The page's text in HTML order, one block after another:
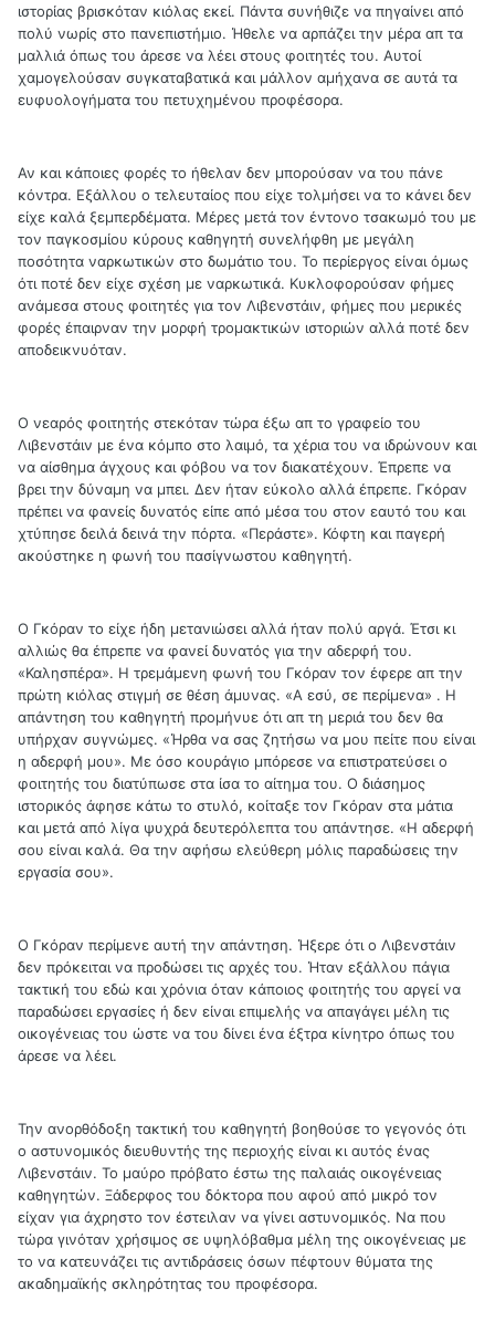
ιστορίας βρισκόταν κιόλας εκεί. Πάντα συνήθιζε να πηγαίνει από
πολύ νωρίς στο πανεπιστήμιο. Ήθελε να αρπάζει την μέρα απ τα
μαλλιά όπως του άρεσε να λέει στους φοιτητές του. Αυτοί
χαμογελούσαν συγκαταβατικά και μάλλον αμήχανα σε αυτά τα
ευφυολογήματα του πετυχημένου προφέσορα.
Αν και κάποιες φορές το ήθελαν δεν μπορούσαν να του πάνε
κόντρα. Εξάλλου ο τελευταίος που είχε τολμήσει να το κάνει δεν
είχε καλά ξεμπερδέματα. Μέρες μετά τον έντονο τσακωμό του με
τον παγκοσμίου κύρους καθηγητή συνελήφθη με μεγάλη
ποσότητα ναρκωτικών στο δωμάτιο του. Το περίεργος είναι όμως
ότι ποτέ δεν είχε σχέση με ναρκωτικά. Κυκλοφορούσαν φήμες
ανάμεσα στους φοιτητές για τον Λιβενστάιν, φήμες που μερικές
φορές έπαιρναν την μορφή τρομακτικών ιστοριών αλλά ποτέ δεν
αποδεικνυόταν.
Ο νεαρός φοιτητής στεκόταν τώρα έξω απ το γραφείο του
Λιβενστάιν με ένα κόμπο στο λαιμό, τα χέρια του να ιδρώνουν και
να αίσθημα άγχους και φόβου να τον διακατέχουν. Έπρεπε να
βρει την δύναμη να μπει. Δεν ήταν εύκολο αλλά έπρεπε. Γκόραν
πρέπει να φανείς δυνατός είπε από μέσα του στον εαυτό του και
χτύπησε δειλά δεινά την πόρτα. «Περάστε». Κόφτη και παγερή
ακούστηκε η φωνή του πασίγνωστου καθηγητή.
Ο Γκόραν το είχε ήδη μετανιώσει αλλά ήταν πολύ αργά. Έτσι κι
αλλιώς θα έπρεπε να φανεί δυνατός για την αδερφή του.
«Καλησπέρα». Η τρεμάμενη φωνή του Γκόραν τον έφερε απ την
πρώτη κιόλας στιγμή σε θέση άμυνας. «Α εσύ, σε περίμενα» . Η
απάντηση του καθηγητή προμήνυε ότι απ τη μεριά του δεν θα
υπήρχαν συγνώμες. «Ήρθα να σας ζητήσω να μου πείτε που είναι
η αδερφή μου». Με όσο κουράγιο μπόρεσε να επιστρατεύσει ο
φοιτητής του διατύπωσε στα ίσα το αίτημα του. Ο διάσημος
ιστορικός άφησε κάτω το στυλό, κοίταξε τον Γκόραν στα μάτια
και μετά από λίγα ψυχρά δευτερόλεπτα του απάντησε. «Η αδερφή
σου είναι καλά. Θα την αφήσω ελεύθερη μόλις παραδώσεις την
εργασία σου».
Ο Γκόραν περίμενε αυτή την απάντηση. Ήξερε ότι ο Λιβενστάιν
δεν πρόκειται να προδώσει τις αρχές του. Ήταν εξάλλου πάγια
τακτική του εδώ και χρόνια όταν κάποιος φοιτητής του αργεί να
παραδώσει εργασίες ή δεν είναι επιμελής να απαγάγει μέλη τις
οικογένειας του ώστε να του δίνει ένα έξτρα κίνητρο όπως του
άρεσε να λέει.
Την ανορθόδοξη τακτική του καθηγητή βοηθούσε το γεγονός ότι
ο αστυνομικός διευθυντής της περιοχής είναι κι αυτός ένας
Λιβενστάιν. Το μαύρο πρόβατο έστω της παλαιάς οικογένειας
καθηγητών. Ξάδερφος του δόκτορα που αφού από μικρό τον
είχαν για άχρηστο τον έστειλαν να γίνει αστυνομικός. Να που
τώρα γινόταν χρήσιμος σε υψηλόβαθμα μέλη της οικογένειας με
το να κατευνάζει τις αντιδράσεις όσων πέφτουν θύματα της
ακαδημαϊκής σκληρότητας του προφέσορα.